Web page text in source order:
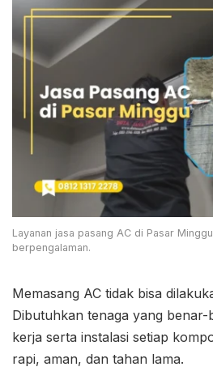
Layanan jasa pasang AC di Pasar
berpengalaman.
Memasang AC tidak bisa
Dibutuhkan tenaga yang
kerja serta instalasi setiap
rapi, aman, dan tahan lama.